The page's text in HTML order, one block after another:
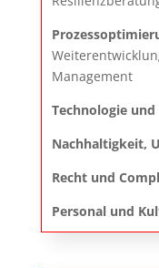
Management
Technologie
Nachhaltigkeit,
Recht und
Personal und